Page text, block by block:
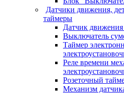
Датчики движения,
таймеры
Датчик
Выключатель
Таймер
Реле времени
Розеточный
Механизм